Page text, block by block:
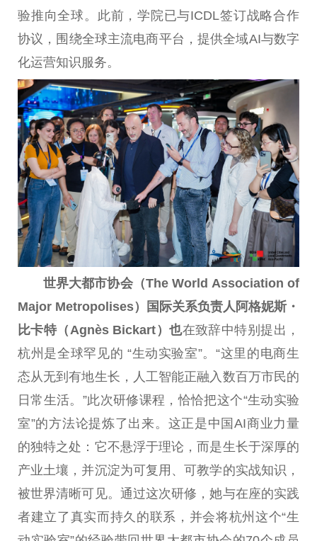
验推向全球。此前，学院已与ICDL签订战略合作
协议，围绕全球主流电商平台 ，提供全域AI与数字
化运营知识服务。
世界大都市协会（The World Association of
Major Metropolises） 国际关系负责人 阿格妮斯・
比卡特（Agnès Bickart）也在致辞中特别提出 ，
杭州是全球罕见的 “生动实验室”。“这里的电商生
态从无到有地生长，人工智能正融入数百万市民的
日常生活。”此次研修课程，恰恰把这个“生动实验
室”的方法论提炼了出来。这正是中国AI商业力量
的独特之处：它不悬浮于理论，而是生长于深厚的
产业土壤，并沉淀为可复用、可教学的实战知识，
被世界清晰可见。通过这次研修，她与在座的实践
者建立了真实而持久的联系，并会将杭州这个“生